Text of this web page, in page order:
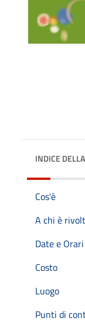
INDICE
Cos'è
A chi è
Date e Orari
Costo
Luogo
Punti di